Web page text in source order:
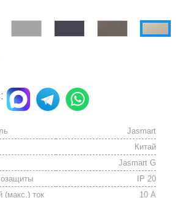
Jasmart
Китай
Jasmart G
IP 20
(макс.) ток
10 А